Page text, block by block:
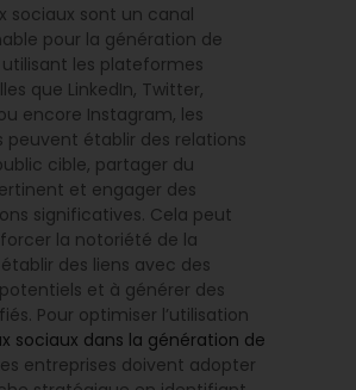
sociaux sont un canal
pour la génération de
utilisant les plateformes
que LinkedIn, Twitter,
encore Instagram, les
peuvent établir des relations
cible, partager du
et engager des
significatives. Cela peut
la notoriété de la
des liens avec des
et à générer des
Pour optimiser l’utilisation
sociaux dans la génération de
entreprises doivent adopter